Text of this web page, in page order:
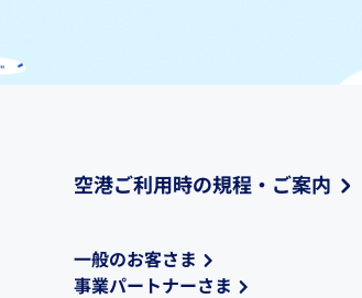
空港ご利用時の規程・ご案内
一般のお客さま
事業パートナーさま